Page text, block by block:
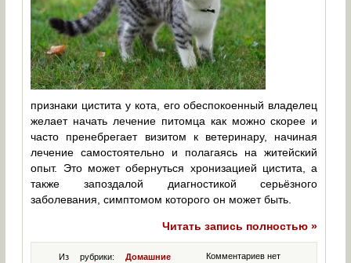
признаки цистита у кота, его обеспокоенный владелец
желает начать лечение питомца как можно скорее и
часто пренебрегает визитом к ветеринару, начиная
лечение самостоятельно и полагаясь на житейский
опыт. Это может обернуться хронизацией цистита, а
также запоздалой диагностикой серьёзного
заболевания, симптомом которого он может быть.
Читать запись полностью »
Комментариев нет
Из рубрики:Домашние